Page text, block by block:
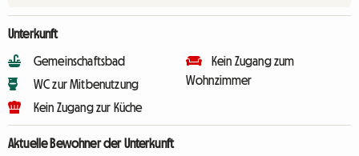
Unterkunft
Gemeinschaftsbad
WC zur Mitbenutzung
Kein Zugang zur Küche
Kein Zugang zum
Wohnzimmer
Aktuelle Bewohner der Unterkunft